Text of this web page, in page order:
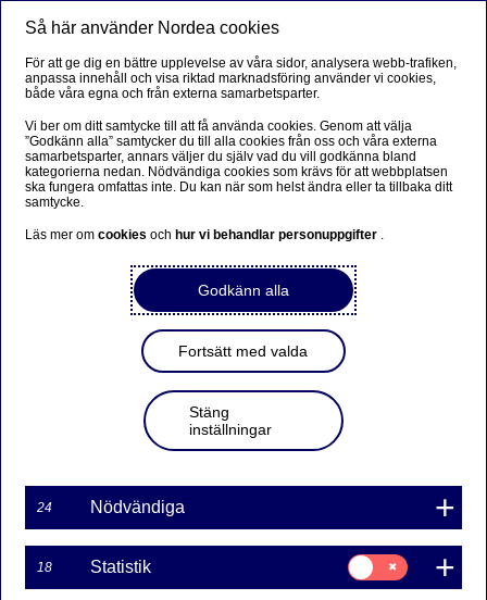
Nordea och LB-hus
Bli kontaktad av en rådgivare
Fält markerade med en asterisk (*) är obligatoriska att
Telefonnummer*
Så här använder Nordea cookies
För att ge dig en bättre upplevelse av våra sidor, analysera webb-trafiken,
anpassa innehåll och visa riktad marknadsföring använder vi cookies,
både våra egna och från externa samarbetsparter.
Vi ber om ditt samtycke till att få använda cookies. Genom att välja
”Godkänn alla” samtycker du till alla cookies från oss och våra externa
samarbetsparter, annars väljer du själv vad du vill godkänna bland
kategorierna nedan. Nödvändiga cookies som krävs för att webbplatsen
ska fungera omfattas inte. Du kan när som helst ändra eller ta tillbaka ditt
samtycke.
Läs mer omcookiesoch hur vi behandlar personuppgifter .
Godkänn alla
Fortsätt med valda
Stäng
inställningar
24 Nödvändiga
18 Statistik
Samtycke
för:
Statistik